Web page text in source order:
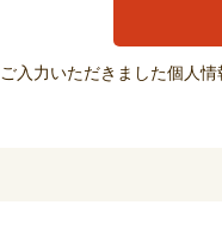
ご入力いただきました個人